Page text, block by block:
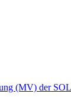
(MV) der